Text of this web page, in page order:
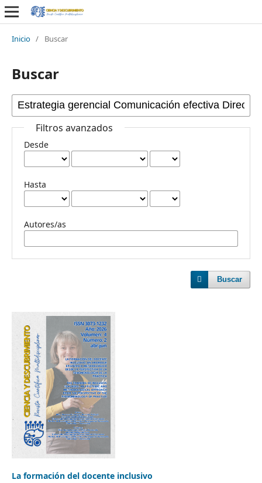
Inicio / Buscar
Buscar
Filtros avanzados
Desde
Hasta
Autores/as
Buscar
La formación del docente inclusivo